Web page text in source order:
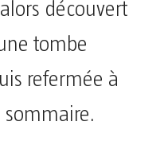
découvert
tombe
refermée à
sommaire.